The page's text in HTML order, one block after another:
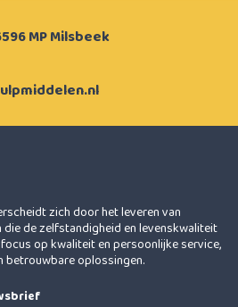
MP Milsbeek
zich door het leveren van
de zelfstandigheid en levenskwaliteit
op kwaliteit en persoonlijke service,
betrouwbare oplossingen.